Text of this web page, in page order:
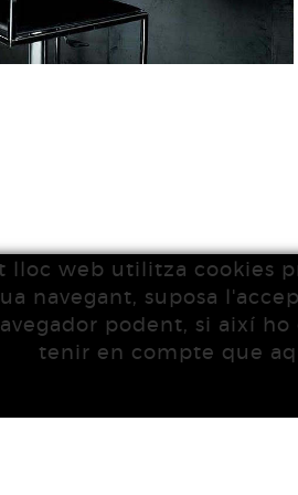
lloc web utilitza cookies
navegant, suposa
podent, si així
tenir en compte que